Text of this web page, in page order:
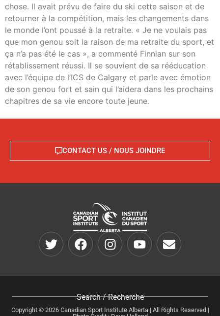
chose. Il avait prévu de faire du ski cette saison et de
retourner à la compétition, mais les changements dans
le monde l’ont poussé à la retraite. « Je ne voulais pas
que mon genou soit la raison de ma retraite du sport, et
ça n’a pas été le cas », a commenté Finnian sur son
rétablissement réussi. Il se souvient de sa rééducation
avec l’équipe de l’ICS de Calgary et parle avec émotion
de son genou fort et sain qui l’aidera dans les prochains
chapitres de sa vie encore toute jeune.
CONTACT US / NOUS JOINDRE
Search / Recherche
Copyright © 2026 Canadian Sport Institute Alberta | All Rights Reserved |